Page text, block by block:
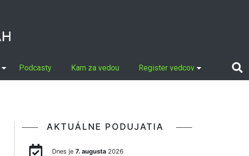
Podcasty Kam za vedou Register vedcov
AKTUÁLNE PODUJATIA
Dnes je 7. augusta2026